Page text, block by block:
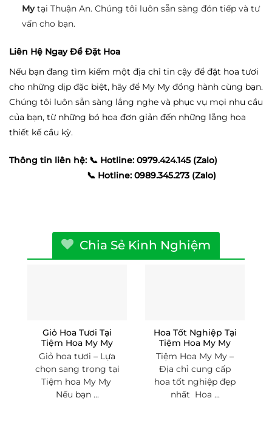
Mytại Thuận An. Chúng tôi luôn sẵn sàng đón tiếp và tư
vấn cho bạn.
Liên Hệ Ngay Để Đặt Hoa
Nếu bạn đang tìm kiếm một địa chỉ tin cậy để đặt hoa tươi
cho những dịp đặc biệt, hãy để My My đồng hành cùng bạn.
Chúng tôi luôn sẵn sàng lắng nghe và phục vụ mọi nhu cầu
của bạn, từ những bó hoa đơn giản đến những lẵng hoa
thiết kế cầu kỳ.
Thông tin liên hệ: 📞 Hotline: 0979.424.145 (Zalo)
📞 Hotline: 0989.345.273 (Zalo)
Chia Sẻ Kinh Nghiệm
Giỏ Hoa Tươi Tại
Tiệm Hoa My My
Giỏ hoa tươi – Lựa
chọn sang trọng tại
Tiệm hoa My My
Nếu bạn ...
Hoa Tốt Nghiệp Tại
Tiệm Hoa My My
Tiệm Hoa My My –
Địa chỉ cung cấp
hoa tốt nghiệp đẹp
nhất Hoa ...